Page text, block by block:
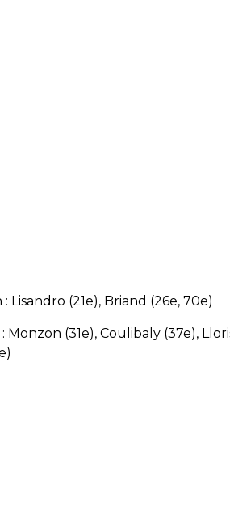
Lisandro (21e), Briand (26e, 70e)
(31e), Coulibaly (37e),